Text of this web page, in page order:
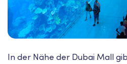
In der Nähe der Dubai Mall